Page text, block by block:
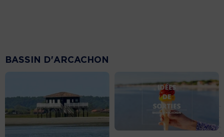
BASSIN D'ARCACHON